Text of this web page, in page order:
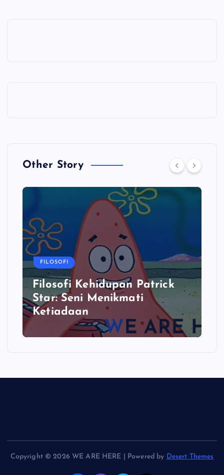
Other Story
FILOSOFI
Filosofi Kehidupan Patrick
Star: Seni Menikmati
Ketiadaan
Copyright © 2026 WE ARE HERE | Powered by Desert Themes